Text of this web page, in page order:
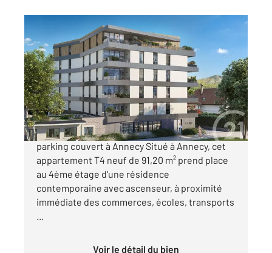
ANNECY 74
80,60 m2, 4 pièces
Ref : 6561
Appartement T4 à vendre
666 000 €
Appartement T4 neuf avec balcon, cave et
parking couvert à Annecy Situé à Annecy, cet
appartement T4 neuf de 91,20 m² prend place
au 4ème étage d'une résidence
contemporaine avec ascenseur, à proximité
immédiate des commerces, écoles, transports
...
Voir le détail du bien